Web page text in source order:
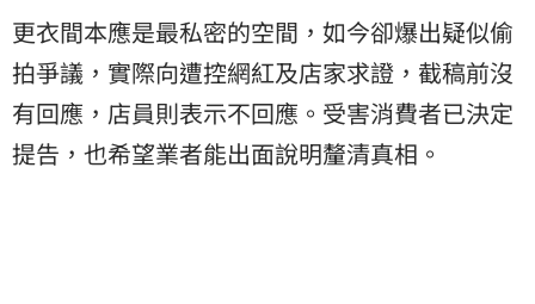
更衣間本應是最私密的空間，如今卻爆出疑似偷
拍爭議，實際向遭控網紅及店家求證，截稿前沒
有回應，店員則表示不回應。受害消費者已決定
提告，也希望業者能出面說明釐清真相。